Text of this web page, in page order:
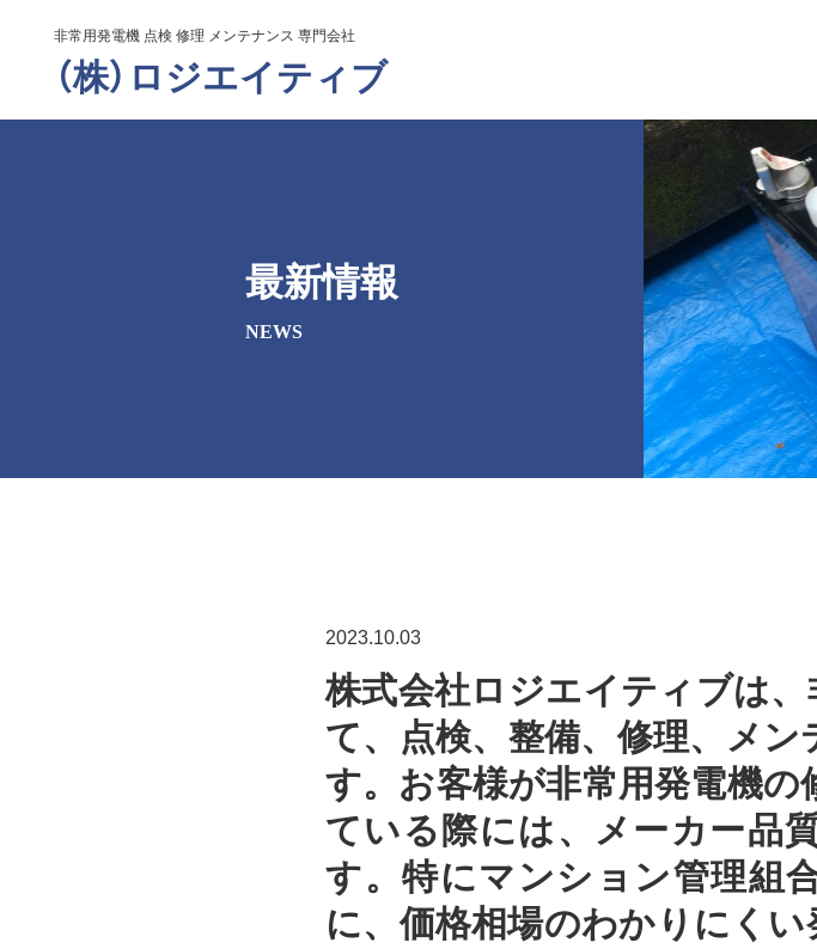
非常用発電機 点検 修理 メンテナンス 専門会社
（株）ロジエイティブ
最新情報
NEWS
2023.10.03
株式会社ロジエイティブは
て、点検、整備、修理、メ
す。お客様が非常用発電機
ている際には、メーカー品
す。特にマンション管理組
に、価格相場のわかりにく